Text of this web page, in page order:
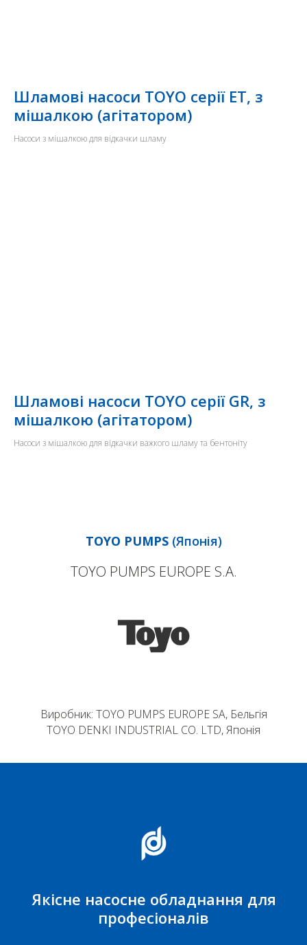
Шламові насоси TOYO серії ET, з
мішалкою (агітатором)
Насоси з мішалкою для відкачки шламу
Шламові насоси TOYO серії GR, з
мішалкою (агітатором)
Насоси з мішалкою для відкачки важкого шламу та бентоніту
TOYO PUMPS(Японія)
TOYO PUMPS EUROPE S.A.
Виробник: TOYO PUMPS EUROPE SA, Бельгія
TOYO DENKI INDUSTRIAL CO. LTD, Японія
Якісне насосне обладнання для
професіоналів